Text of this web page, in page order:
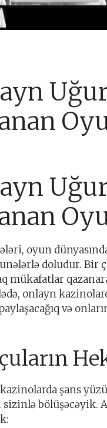
oyun
doludur. Bir
mükafatlar
onlayn
və
şans
bölüşəcəyik.